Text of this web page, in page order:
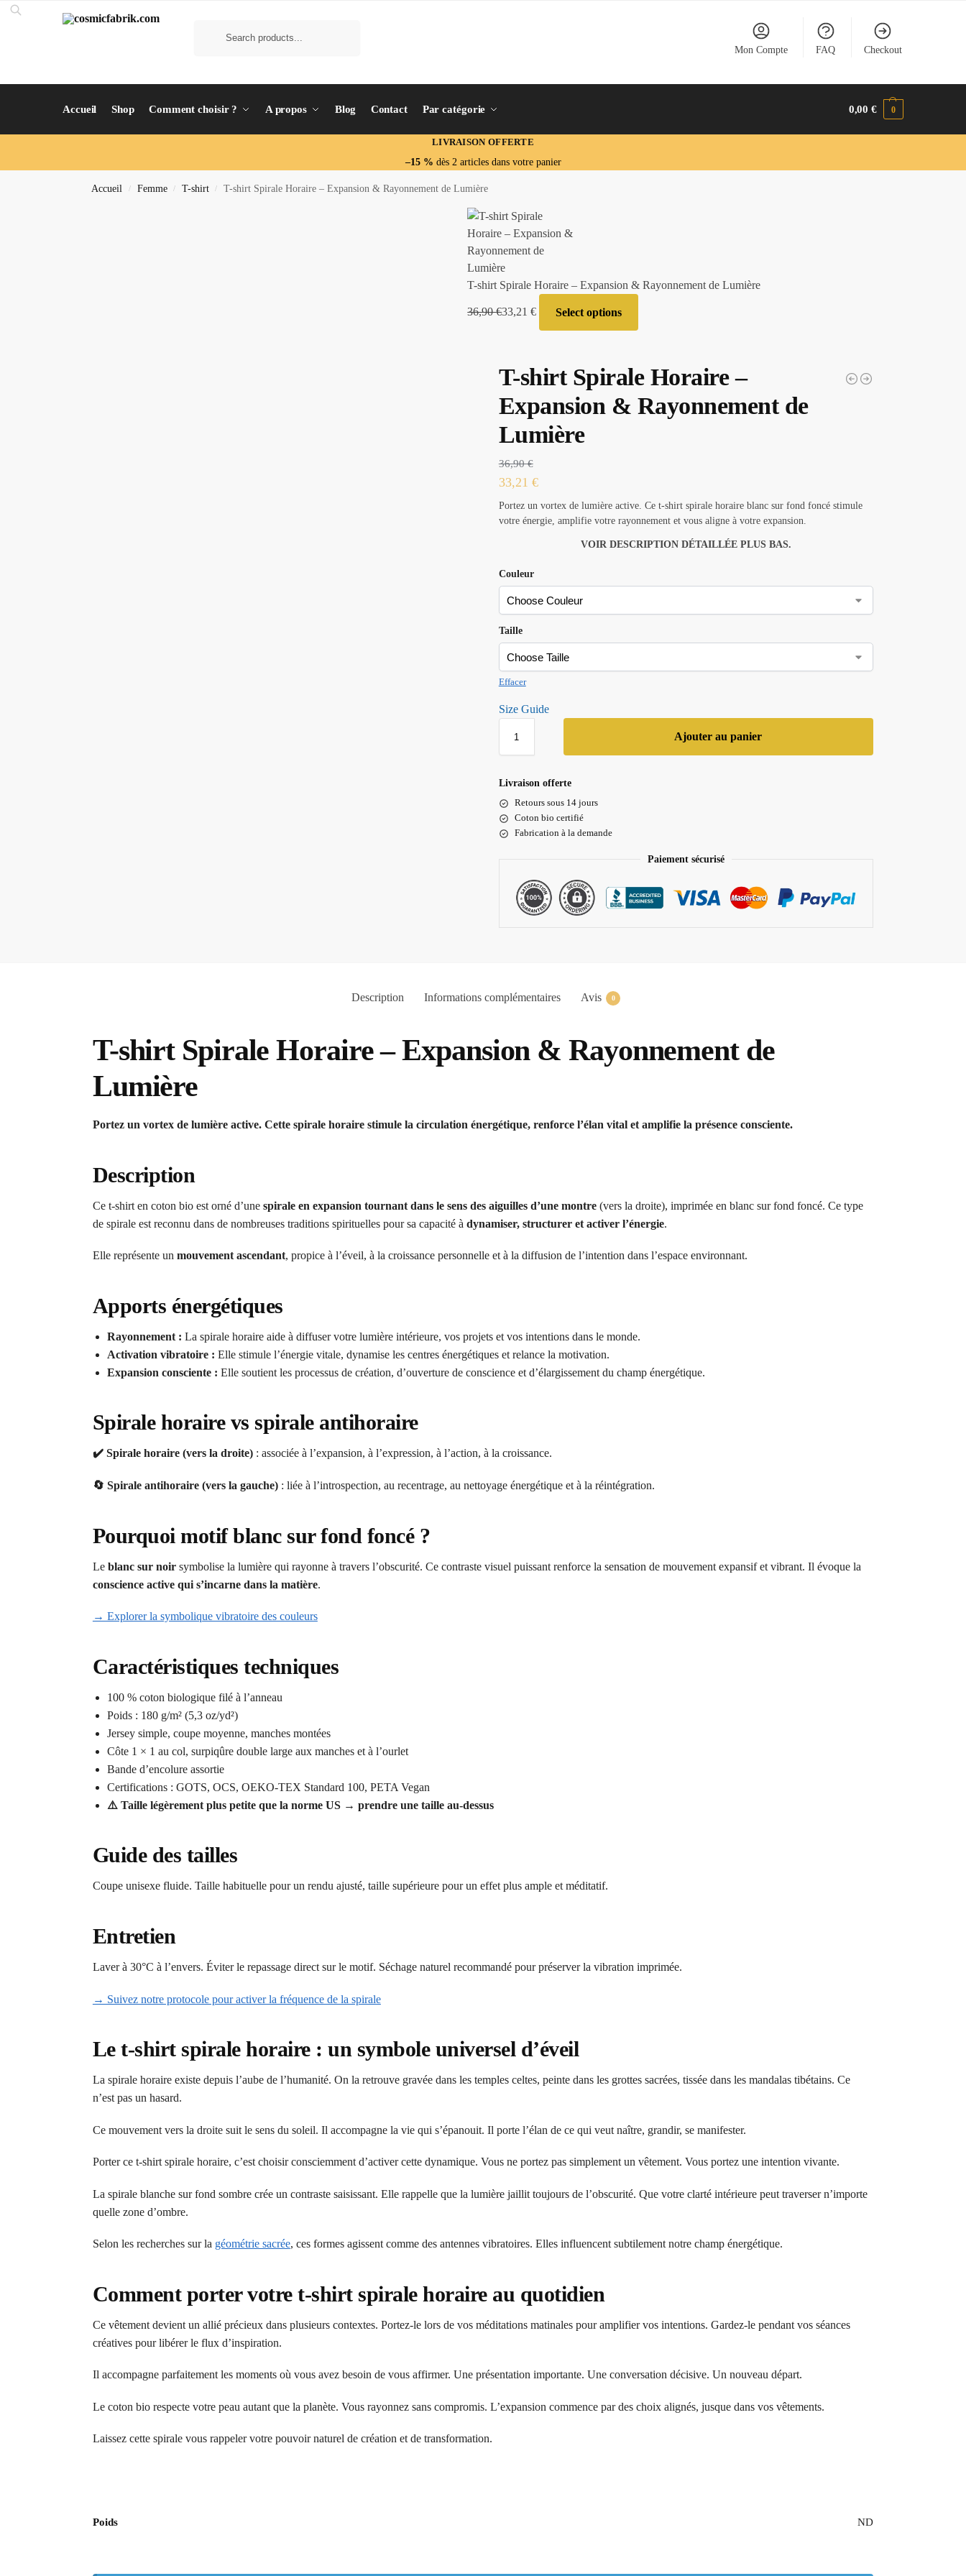
Mon Compte FAQ Checkout
Accueil Shop Comment choisir ? A propos Blog Contact Par catégorie 0,00€ 0
LIVRAISON OFFERTE
–15 % dès 2 articles dans votre panier
Accueil / Femme / T-shirt / T-shirt Spirale Horaire – Expansion & Rayonnement de Lumière
T-shirt Spirale Horaire – Expansion & Rayonnement de Lumière
36,90€33,21€ Select options
T-shirt Spirale Horaire –
Expansion & Rayonnement de
Lumière
36,90€
33,21 €
Portez un vortex de lumière active. Ce t-shirt spirale horaire blanc sur fond foncé stimule
votre énergie, amplifie votre rayonnement et vous aligne à votre expansion.
VOIR DESCRIPTION DÉTAILLÉE PLUS BAS.
Couleur
Taille
Effacer
Size Guide
Ajouter au panier
Livraison offerte
Retours sous 14 jours
Coton bio certifié
Fabrication à la demande
Paiement sécurisé
Description Informations complémentaires Avis 0
T-shirt Spirale Horaire – Expansion & Rayonnement de
Lumière
Portez un vortex de lumière active. Cette spirale horaire stimule la circulation énergétique, renforce l’élan vital et amplifie la présence consciente.
Description
Ce t-shirt en coton bio est orné d’une spirale en expansion tournant dans le sens des aiguilles d’une montre(vers la droite), imprimée en blanc sur fond foncé. Ce type
de spirale est reconnu dans de nombreuses traditions spirituelles pour sa capacité à dynamiser, structurer et activer l’énergie.
Elle représente un mouvement ascendant, propice à l’éveil, à la croissance personnelle et à la diffusion de l’intention dans l’espace environnant.
Apports énergétiques
Rayonnement : La spirale horaire aide à diffuser votre lumière intérieure, vos projets et vos intentions dans le monde.
Activation vibratoire : Elle stimule l’énergie vitale, dynamise les centres énergétiques et relance la motivation.
Expansion consciente : Elle soutient les processus de création, d’ouverture de conscience et d’élargissement du champ énergétique.
Spirale horaire vs spirale antihoraire
✔️ Spirale horaire (vers la droite): associée à l’expansion, à l’expression, à l’action, à la croissance.
🔄 Spirale antihoraire (vers la gauche): liée à l’introspection, au recentrage, au nettoyage énergétique et à la réintégration.
Pourquoi motif blanc sur fond foncé ?
Le blanc sur noirsymbolise la lumière qui rayonne à travers l’obscurité. Ce contraste visuel puissant renforce la sensation de mouvement expansif et vibrant. Il évoque la
conscience active qui s’incarne dans la matière.
→ Explorer la symbolique vibratoire des couleurs
Caractéristiques techniques
100 % coton biologique filé à l’anneau
Poids : 180 g/m² (5,3 oz/yd²)
Jersey simple, coupe moyenne, manches montées
Côte 1 × 1 au col, surpiqûre double large aux manches et à l’ourlet
Bande d’encolure assortie
Certifications : GOTS, OCS, OEKO-TEX Standard 100, PETA Vegan
⚠️ Taille légèrement plus petite que la norme US → prendre une taille au-dessus
Guide des tailles
Coupe unisexe fluide. Taille habituelle pour un rendu ajusté, taille supérieure pour un effet plus ample et méditatif.
Entretien
Laver à 30°C à l’envers. Éviter le repassage direct sur le motif. Séchage naturel recommandé pour préserver la vibration imprimée.
→ Suivez notre protocole pour activer la fréquence de la spirale
Le t-shirt spirale horaire : un symbole universel d’éveil
La spirale horaire existe depuis l’aube de l’humanité. On la retrouve gravée dans les temples celtes, peinte dans les grottes sacrées, tissée dans les mandalas tibétains. Ce
n’est pas un hasard.
Ce mouvement vers la droite suit le sens du soleil. Il accompagne la vie qui s’épanouit. Il porte l’élan de ce qui veut naître, grandir, se manifester.
Porter ce t-shirt spirale horaire, c’est choisir consciemment d’activer cette dynamique. Vous ne portez pas simplement un vêtement. Vous portez une intention vivante.
La spirale blanche sur fond sombre crée un contraste saisissant. Elle rappelle que la lumière jaillit toujours de l’obscurité. Que votre clarté intérieure peut traverser n’importe
quelle zone d’ombre.
Selon les recherches sur la géométrie sacrée, ces formes agissent comme des antennes vibratoires. Elles influencent subtilement notre champ énergétique.
Comment porter votre t-shirt spirale horaire au quotidien
Ce vêtement devient un allié précieux dans plusieurs contextes. Portez-le lors de vos méditations matinales pour amplifier vos intentions. Gardez-le pendant vos séances
créatives pour libérer le flux d’inspiration.
Il accompagne parfaitement les moments où vous avez besoin de vous affirmer. Une présentation importante. Une conversation décisive. Un nouveau départ.
Le coton bio respecte votre peau autant que la planète. Vous rayonnez sans compromis. L’expansion commence par des choix alignés, jusque dans vos vêtements.
Laissez cette spirale vous rappeler votre pouvoir naturel de création et de transformation.
Poids ND